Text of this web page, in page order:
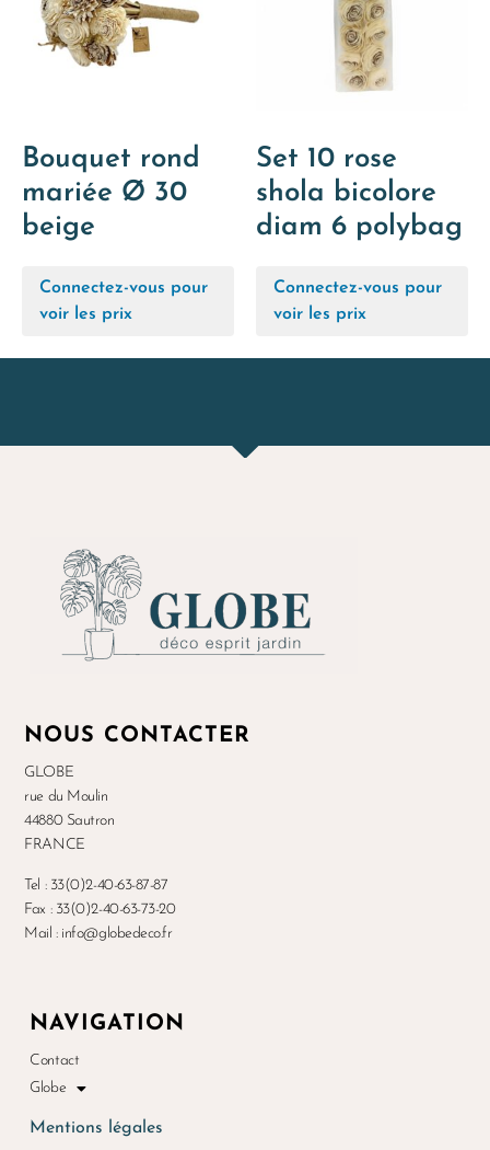
Bouquet rond
mariée Ø 30
beige
Connectez-vous pour
voir les prix
Set 10 rose
shola bicolore
diam 6 polybag
Connectez-vous pour
voir les prix
NOUS CONTACTER
GLOBE
rue du Moulin
44880 Sautron
FRANCE
Tel : 33(0)2-40-63-87-87
Fax : 33(0)2-40-63-73-20
Mail : info@globedeco.fr
NAVIGATION
Contact
Globe
Mentions légales